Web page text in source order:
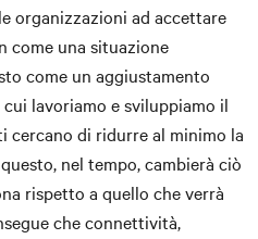
organizzazioni ad accettare
come una situazione
come un aggiustamento
lavoriamo e sviluppiamo il
cercano di ridurre al minimo la
nel tempo, cambierà ciò
rispetto a quello che verrà
che connettività,